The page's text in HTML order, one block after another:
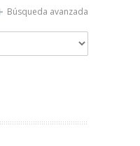
Búsqueda avanzada